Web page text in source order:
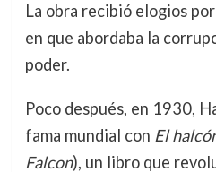
La obra recibió elogios
en que abordaba la
poder.
Poco después, en 1930,
fama mundial con El
Falcon), un libro que